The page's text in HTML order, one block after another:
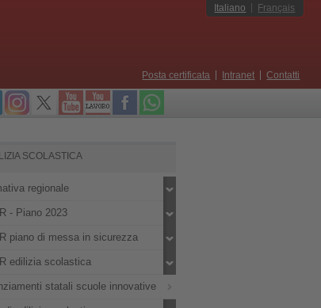
Italiano Français
Posta certificata Intranet Contatti
SCOLASTICA
regionale
- Piano 2023
piano di messa in sicurezza
edilizia scolastica
statali scuole innovative